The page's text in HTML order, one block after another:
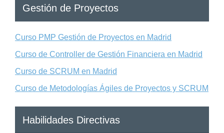
Gestión de Proyectos
Curso PMP Gestión de Proyectos en Madrid
Curso de Controller de Gestión Financiera en Madrid
Curso de SCRUM en Madrid
Curso de Metodologías Ágiles de Proyectos y SCRUM
Habilidades Directivas